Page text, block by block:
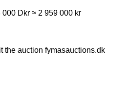
000 Dkr ≈ 2 959 000 kr
the auction fymasauctions.dk